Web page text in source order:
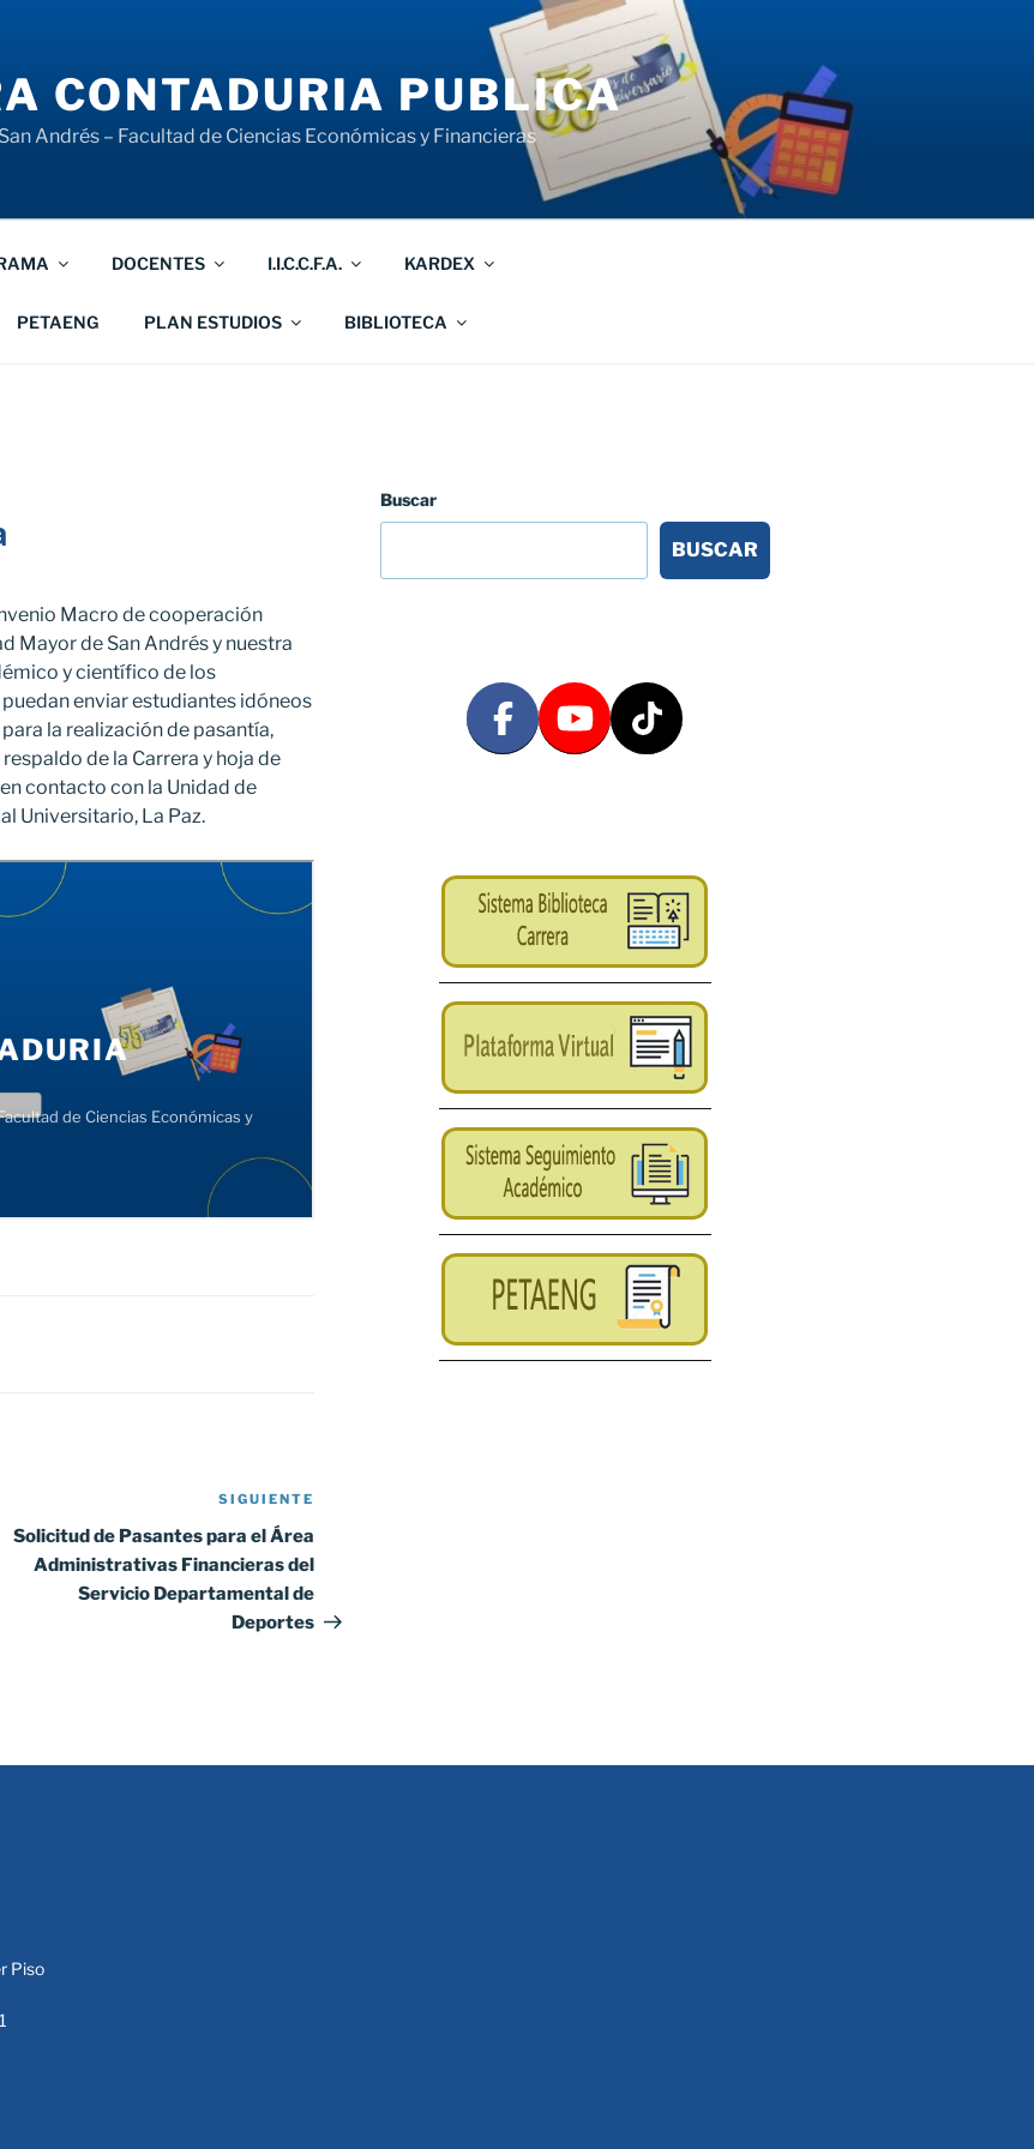
CONTADURIA PUBLICA
Andrés – Facultad de Ciencias Económicas y Financieras
DOCENTES I.I.C.C.F.A. KARDEX
PETAENG PLAN ESTUDIOS BIBLIOTECA
Macro de cooperación
Mayor de San Andrés y nuestra
y científico de los
enviar estudiantes idóneos
la realización de pasantía,
de la Carrera y hoja de
contacto con la Unidad de
Universitario, La Paz.
SIGUIENTE
Solicitud de Pasantes para el Área
Administrativas Financieras del
Servicio Departamental de
Deportes
Buscar
BUSCAR
Piso